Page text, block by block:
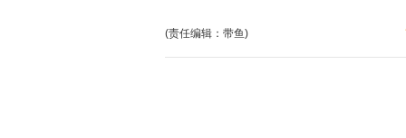
(责任编辑：带鱼)